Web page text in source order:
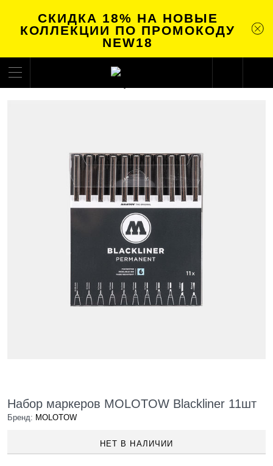
СКИДКА 18% НА НОВЫЕ
КОЛЛЕКЦИИ ПО ПРОМОКОДУ
NEW18
Набор маркеров MOLOTOW Blackliner 11шт
Бренд: MOLOTOW
НЕТ В НАЛИЧИИ